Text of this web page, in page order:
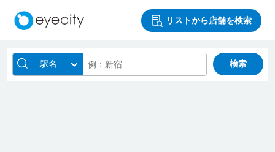
リストから店舗を検索
駅名 検索